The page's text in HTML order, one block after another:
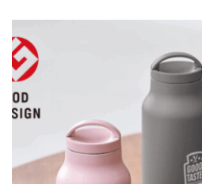
グ
カ
ッ
プ
グ
ラ
ス